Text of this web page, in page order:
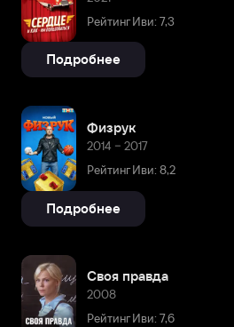
Рейтинг Иви: 7,3
Подробнее
Физрук
2014 – 2017
Рейтинг Иви: 8,2
Подробнее
Своя правда
2008
Рейтинг Иви: 7,6